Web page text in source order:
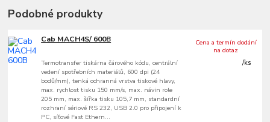
Podobné produkty
Cab MACH4S/ 600B
Termotransfer tiskárna čárového kódu, centrální
vedení spotřebních materiálů, 600 dpi (24
bodů/mm), tenká ochranná vrstva tiskové hlavy,
max. rychlost tisku 150 mm/s, max. návin role
205 mm, max. šířka tisku 105,7 mm, standardní
rozhraní sériové RS 232, USB 2.0 pro připojení k
PC, síťové Fast Ethern...
/ks
Cena a termín dodání
na dotaz